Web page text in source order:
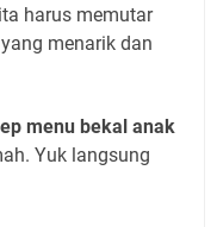
harus memutar
menarik dan
menu bekal anak
Yuk langsung